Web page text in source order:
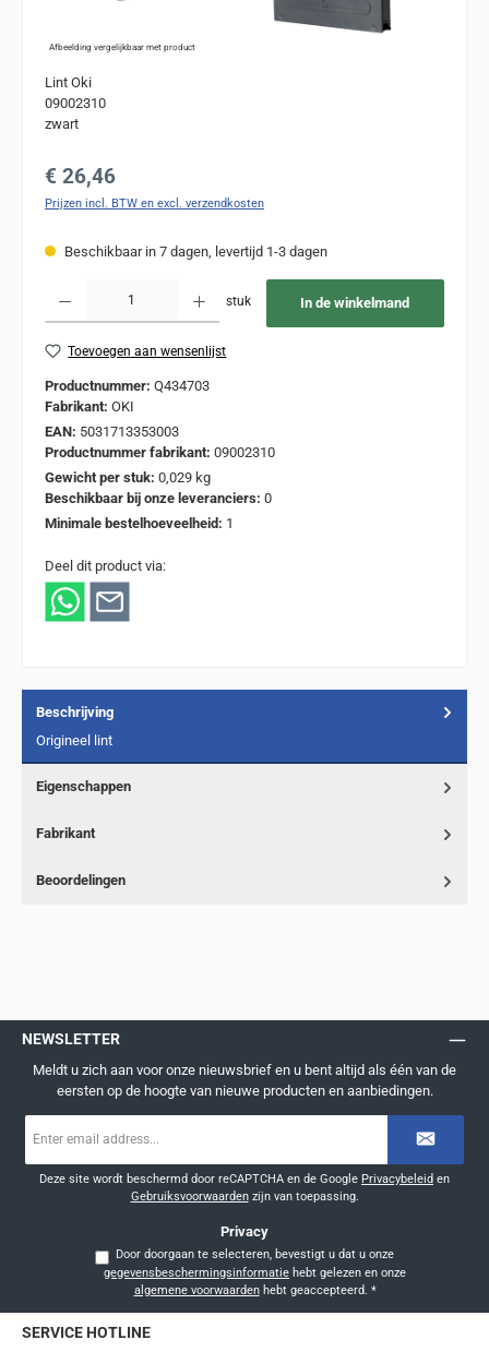
Afbeelding vergelijkbaar met product
Lint Oki
09002310
zwart
Normale prijs:
€ 26,46
Prijzen incl. BTW en excl. verzendkosten
Beschikbaar in 7 dagen, levertijd 1-3 dagen
stuk In de winkelmand
Toevoegen aan wensenlijst
Productnummer: Q434703
Fabrikant: OKI
EAN: 5031713353003
Productnummer fabrikant: 09002310
Gewicht per stuk: 0,029 kg
Beschikbaar bij onze leveranciers: 0
Minimale bestelhoeveelheid: 1
Deel dit product via:
Beschrijving
Origineel lint
Eigenschappen
Fabrikant
Beoordelingen
NEWSLETTER
Meldt u zich aan voor onze nieuwsbrief en u bent altijd als één van de
eersten op de hoogte van nieuwe producten en aanbiedingen.
mailadres
Deze site wordt beschermd door reCAPTCHA en de Google Privacybeleid en
Gebruiksvoorwaardenzijn van toepassing.
Privacy
Door doorgaan te selecteren, bevestigt u dat u onze
gegevensbeschermingsinformatie
algemene voorwaardenhebt geaccepteerd. *
SERVICE HOTLINE